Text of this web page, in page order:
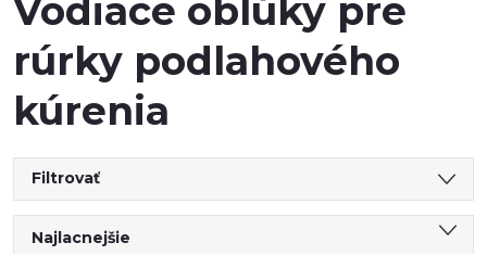
Vodiace oblúky pre
rúrky podlahového
kúrenia
Filtrovať
RNajlacnejšie